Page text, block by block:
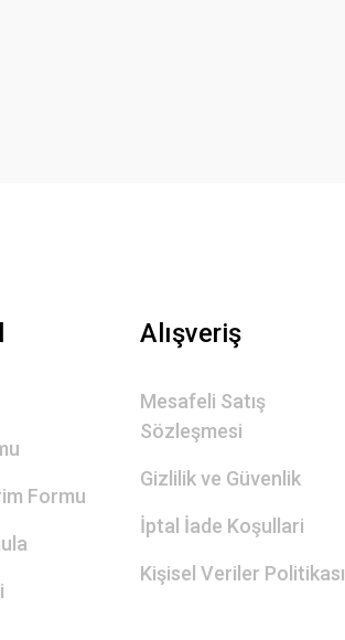
Formu
Alışveriş
Mesafeli Satış
Sözleşmesi
Gizlilik ve Güvenlik
İptal İade Koşullari
Kişisel Veriler Politikası